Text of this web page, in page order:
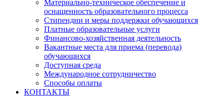
Материально-техническое обеспечение и
оснащенность образовательного процесса
Стипендии и меры поддержки обучающихся
Платные образовательные услуги
Финансово-хозяйственная деятельность
Вакантные места для приема (перевода)
обучающихся
Доступная среда
Международное сотрудничество
Способы оплаты
КОНТАКТЫ